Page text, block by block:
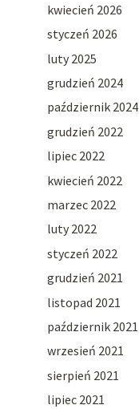
kwiecień 2026
styczeń 2026
luty 2025
grudzień 2024
październik 2024
grudzień 2022
lipiec 2022
kwiecień 2022
marzec 2022
luty 2022
styczeń 2022
grudzień 2021
listopad 2021
październik 2021
wrzesień 2021
sierpień 2021
lipiec 2021